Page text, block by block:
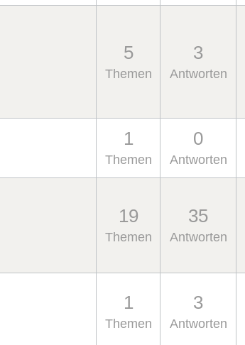
5
Themen
3
Antworten
1
Themen
0
Antworten
19
Themen
35
Antworten
1
Themen
3
Antworten